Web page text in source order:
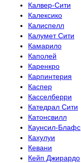
Калвер-Сити
Калексико
Калиспелл
Калумет Сити
Камарило
Каполей
Каренкро
Карпинтерия
Каспер
Касселберри
Катедрал Сити
Катонсвилл
Каунсил-Блафс
Кахулуи
Кевани
Кейп Джирардо